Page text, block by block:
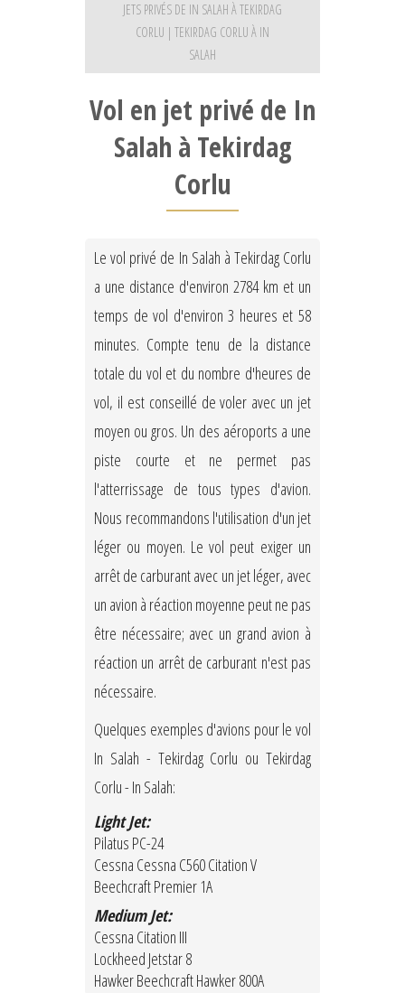
JETS PRIVÉS DE IN SALAH À TEKIRDAG
CORLU | TEKIRDAG CORLU À IN
SALAH
Vol en jet privé de In
Salah à Tekirdag
Corlu
Le vol privé de In Salah à Tekirdag Corlu
a une distance d'environ 2784 km et un
temps de vol d'environ 3 heures et 58
minutes. Compte tenu de la distance
totale du vol et du nombre d'heures de
vol, il est conseillé de voler avec un jet
moyen ou gros. Un des aéroports a une
piste courte et ne permet pas
l'atterrissage de tous types d'avion.
Nous recommandons l'utilisation d'un jet
léger ou moyen. Le vol peut exiger un
arrêt de carburant avec un jet léger, avec
un avion à réaction moyenne peut ne pas
être nécessaire; avec un grand avion à
réaction un arrêt de carburant n'est pas
nécessaire.
Quelques exemples d'avions pour le vol
In Salah - Tekirdag Corlu ou Tekirdag
Corlu - In Salah:
Light Jet:
Pilatus PC-24
Cessna Cessna C560 Citation V
Beechcraft Premier 1A
Medium Jet:
Cessna Citation III
Lockheed Jetstar 8
Hawker Beechcraft Hawker 800A